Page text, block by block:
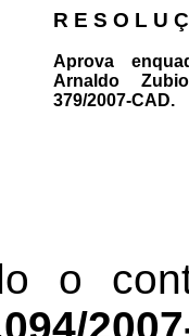
R E S O L U
Aprova
Arnaldo
379/2007-CAD.
o